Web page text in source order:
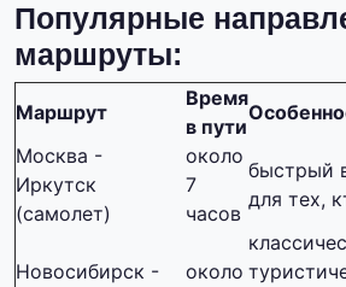
Популярные
маршруты:
Маршрут
Время
в пути
Москва -
Иркутск
(самолет)
около
7
часов
быстрый
для тех,
Новосибирск -
около